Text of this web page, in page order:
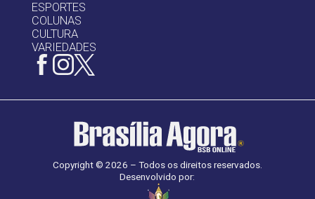
ESPORTES
COLUNAS
CULTURA
VARIEDADES
Copyright © 2026 – Todos os direitos reservados.
Desenvolvido por: